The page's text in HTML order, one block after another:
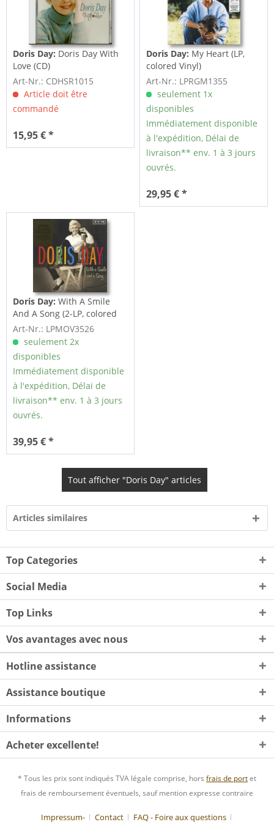
Doris Day: Doris Day With
Love (CD)
Art-Nr.: CDHSR1015
Article doit être
commandé
15,95 € *
Doris Day: My Heart (LP,
colored Vinyl)
Art-Nr.: LPRGM1355
seulement 1x
disponibles
Immédiatement disponible
à l'expédition, Délai de
livraison** env. 1 à 3 jours
ouvrés.
29,95 € *
Doris Day: With A Smile
And A Song (2-LP, colored
Vinyl,...
Art-Nr.: LPMOV3526
seulement 2x
disponibles
Immédiatement disponible
à l'expédition, Délai de
livraison** env. 1 à 3 jours
ouvrés.
39,95 € *
Tout afficher "Doris Day" articles
Articles similaires
Top Categories
Social Media
Top Links
Vos avantages avec nous
Hotline assistance
Assistance boutique
Informations
Acheter excellente!
* Tous les prix sont indiqués TVA légale comprise, hors frais de portet
frais de remboursement éventuels, sauf mention expresse contraire
Impressum- Contact FAQ - Foire aux questions